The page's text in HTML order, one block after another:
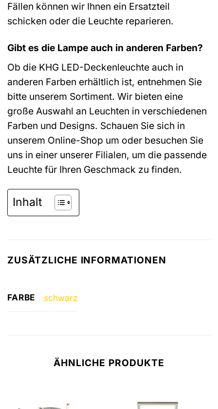
Fällen können wir Ihnen ein Ersatzteil
schicken oder die Leuchte reparieren.
Gibt es die Lampe auch in anderen Farben?
Ob die KHG LED-Deckenleuchte auch in
anderen Farben erhältlich ist, entnehmen Sie
bitte unserem Sortiment. Wir bieten eine
große Auswahl an Leuchten in verschiedenen
Farben und Designs. Schauen Sie sich in
unserem Online-Shop um oder besuchen Sie
uns in einer unserer Filialen, um die passende
Leuchte für Ihren Geschmack zu finden.
Inhalt
ZUSÄTZLICHE INFORMATIONEN
FARBE schwarz
ÄHNLICHE PRODUKTE